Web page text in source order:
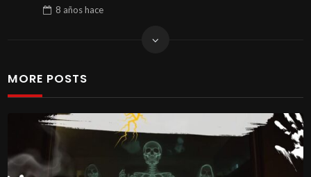
8 añoshace
MORE POSTS